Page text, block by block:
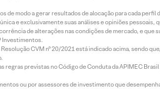
modo a gerar resultados de alocação para cada perfil
e exclusivamente suas análises e opiniões
de alterações nas condições de mercado, e que
Investimentos.
CVM nº 20/2021 está indicado acima, sendo
previstas no Código de Conduta da APIMEC
ou por assessores de investimento que